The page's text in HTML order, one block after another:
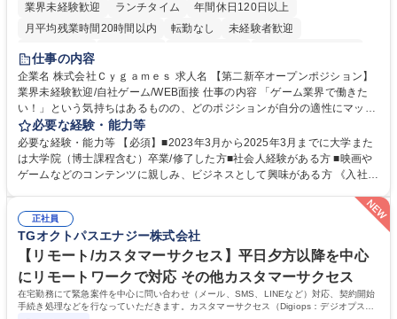
業界未経験歓迎
ランチタイム
年間休日120日以上
月平均残業時間20時間以内
転勤なし
未経験者歓迎
住宅手当あり
交通費支給
土日祝休み 服装自由 昼食補助あり
第二新卒歓迎
食事補助あり
仕事の内容
企業名 株式会社Ｃｙｇａｍｅｓ 求人名 【第二新卒オープンポジション】
業界未経験歓迎/自社ゲーム/WEB面接 仕事の内容 「ゲーム業界で働きた
い！」という気持ちはあるものの、どのポジションが自分の適性にマッチ
しているか悩んでいる方が対象となります！ 総合職（プランナー/データ
アナリストなど）、技術職（開発エンジニ ア/インフラエンジニアな
ど）、デザイン職（デザイナー/イラストレ ーターなど）等から、面接で
ご希望と適正にマッチしたポジションをご案内いたします。ゲームやエン
「最高のコンテンツを作るためには、何でもやる」という情熱に溢れた方
のご応募をお待ちしております。 募集職種 【第二新卒オープンポジショ
ン】業界未経験歓迎/自社ゲーム/WEB面接
必要な経験・能力等
必要な経験・能力等 【必須】■2023年3月から2025年3月までに大学また
は大学院（博士課程含む）卒業/修了した方■社会人経験がある方 ■映画や
ゲームなどのコンテンツに親しみ、ビジネスとして興味がある方 《入社実
ゲームプランナー ・通信 → ゲームエンジニア ・独立行政法人 → データ
正社員
TGオクトパスエナジー株式会社
【リモート/カスタマーサクセス】平日夕方以降を中心
にリモートワークで対応 その他カスタマーサクセス
在宅勤務にて緊急案件を中心に問い合わせ（メール、SMS、LINEなど）対応、契約開始
手続き処理などを行なっていただきます。カスタマーサクセス（Digiops：デジオプス）